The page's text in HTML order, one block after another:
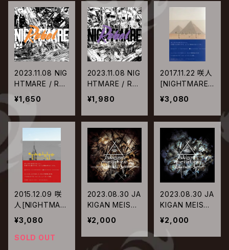
日比谷野外大音
楽堂
外大音楽堂【通
常盤】
2023.11.08 NIG
HTMARE / Re
bel【Type-B】
¥1,650
2023.11.08 NIG
HTMARE / Re
bel【Type-A】
¥1,980
2017.11.22 咲人
[NIGHTMARE]
/ TABISITE vo
l.4 エジプト編
¥3,080
2015.12.09 咲
人[NIGHTMAR
E] / TABISITE
vol.3 NEW YO
RK編
¥3,080
SOLD OUT
2023.08.30 JA
KIGAN MEISTE
R / Que sais-j
e?【Type-A】
¥2,000
2023.08.30 JA
KIGAN MEISTE
R / Que sais-j
e?【Type-B】
¥2,000